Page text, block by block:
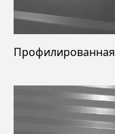
Профилированная